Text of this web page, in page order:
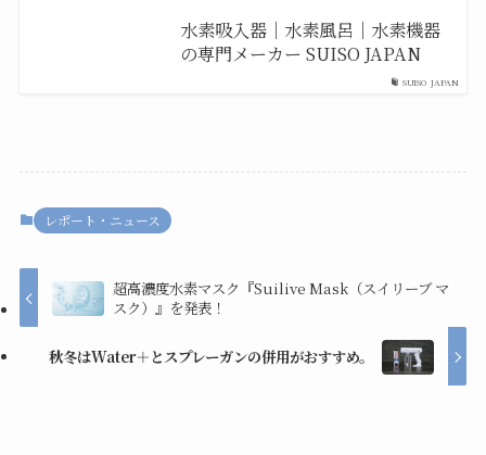
SUISO JAPAN
水素吸入器｜水素風呂｜水素機器
の専門メーカー SUISO JAPAN
レポート・ニュース
超高濃度水素マスク『Suilive Mask（スイリーブ マ
スク）』を発表！
秋冬はWater＋とスプレーガンの併用がおすすめ。